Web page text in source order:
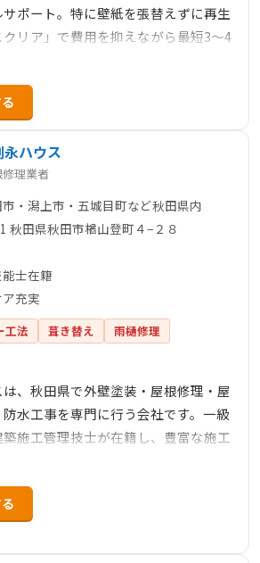
ポート。特に壁紙を張替えずに再生
リア」で費用を抑えながら最短3～4
を実現。抗菌・消臭・防カビ効果で
す。人にやさしい、地球にやさし
いをコンセプトに、高品質とコストパ
たリフォームを行っています。
ハウス
理業者
・潟上市・五城目町など秋田県内
秋田県秋田市楢山登町４−２８
士在籍
充実
工法 葺き替え
雨樋修理
、秋田県で外壁塗装・屋根修理・屋
水工事を専門に行う会社です。一級
施工管理技士が在籍し、豊富な施工
客様の暮らしをサポート。現地調査
価格で最適なプランをご提案。火災
トし、アフターケアも充実していま